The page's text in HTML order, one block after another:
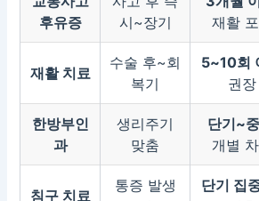
후유증
시~장기
재활
재활 치료
수술 후~회
복기
5~10회
권장
한방부인
과
생리주기
맞춤
단기~
개별
침구 치료
통증 발생
단기 집